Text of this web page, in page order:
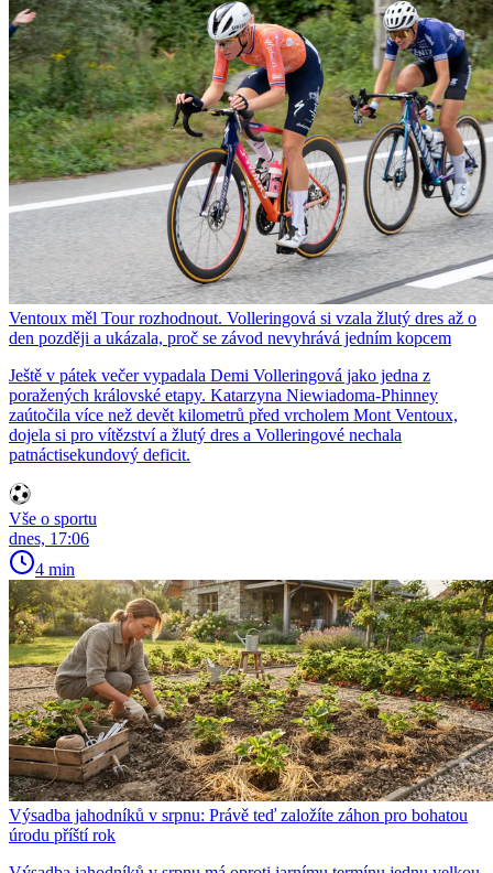
Ventoux měl Tour rozhodnout. Volleringová si vzala žlutý dres až o
den později a ukázala, proč se závod nevyhrává jedním kopcem
Ještě v pátek večer vypadala Demi Volleringová jako jedna z
poražených královské etapy. Katarzyna Niewiadoma-Phinney
zaútočila více než devět kilometrů před vrcholem Mont Ventoux,
dojela si pro vítězství a žlutý dres a Volleringové nechala
patnáctisekundový deficit.
Vše o sportu
dnes, 17:06
4 min
Výsadba jahodníků v srpnu: Právě teď založíte záhon pro bohatou
úrodu příští rok